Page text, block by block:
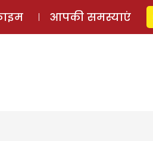
लॉग इन ⚲
आपकी समस्याएं